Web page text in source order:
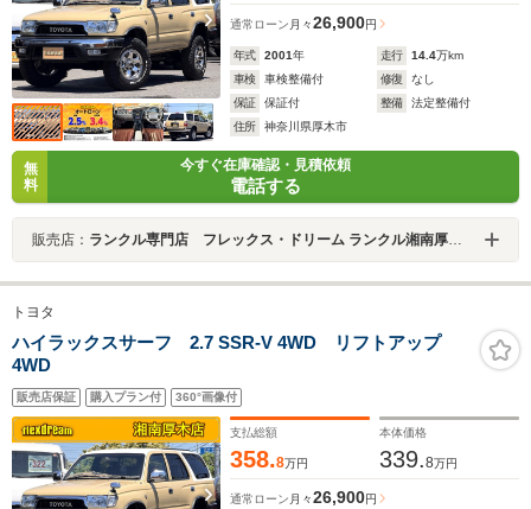
通常ローン 月々26,900円
年式 2001年 走行 14.4万km
車検
車検整備付 修復
なし
保証
保証付 整備
法定整備付
住所
神奈川県厚木市
無
料
今すぐ在庫確認・見積依頼
電話する
販売店： ランクル専門店 フレックス・ドリーム ランクル湘南厚木店
トヨタ
ハイラックスサーフ 2.7 SSR-V 4WD リフトアップ
4WD
販売店保証 購入プラン付 360°画像付
支払総額
358.8万円
本体価格
339.8万円
通常ローン 月々26,900円